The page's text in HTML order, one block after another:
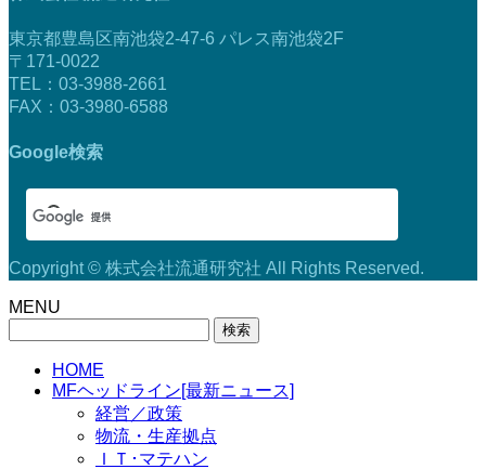
東京都豊島区南池袋2-47-6 パレス南池袋2F
〒171-0022
TEL：03-3988-2661
FAX：03-3980-6588
Google検索
Copyright © 株式会社流通研究社 All Rights Reserved.
MENU
HOME
MFヘッドライン[最新ニュース]
経営／政策
物流・生産拠点
ＩＴ･マテハン